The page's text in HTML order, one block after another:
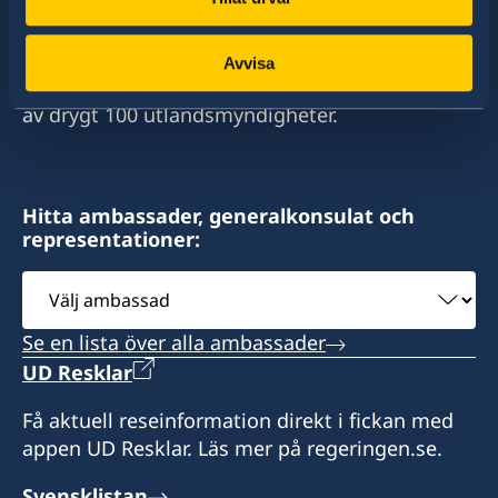
Avvisa
stort sett alla stater i världen. I ungefär hälften
av dessa stater har Sverige ambassader och
konsulat. Sveriges utrikesrepresentation består
av drygt 100 utlandsmyndigheter.
Hitta ambassader, generalkonsulat och
representationer:
Välj
ambassad
Se en lista över alla ambassader
UD Resklar
Få aktuell reseinformation direkt i fickan med
appen UD Resklar. Läs mer på regeringen.se.